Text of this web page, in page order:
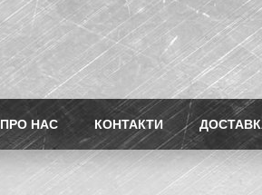
ПРО НАС КОНТАКТИ